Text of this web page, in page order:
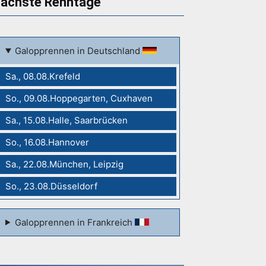
Galopprennen in Deutschland
Sa., 08.08.Krefeld
So., 09.08.Hoppegarten, Cuxhaven
Sa., 15.08.Halle, Saarbrücken
So., 16.08.Hannover
Sa., 22.08.München, Leipzig
So., 23.08.Düsseldorf
Galopprennen in Frankreich